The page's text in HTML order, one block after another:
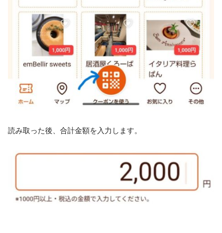
読み取った後、合計金額を入力します。